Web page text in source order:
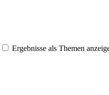
Ergebnisse als Themen